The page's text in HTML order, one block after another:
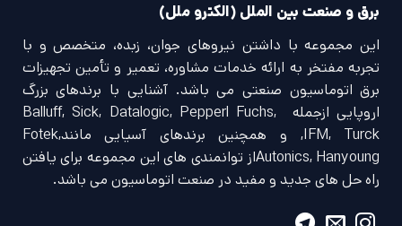
برق و صنعت بین الملل (الکترو ملل)
این مجموعه با داشتن نیروهای جوان، زبده، متخصص و با
تجربه مفتخر به ارائه خدمات مشاوره، تعمیر و تأمین تجهیزات
برق اتوماسیون صنعتی می باشد. آشنایی با برندهای بزرگ
اروپایی ازجمله Balluff, Sick, Datalogic, Pepperl Fuchs,
IFM, Turck, و همچنین برندهای آسیایی مانندFotek,
Autonics, Hanyoungاز توانمندی های این مجموعه برای یافتن
راه حل های جدید و مفید در صنعت اتوماسیون می باشد.